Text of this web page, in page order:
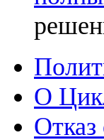
О
Отказ